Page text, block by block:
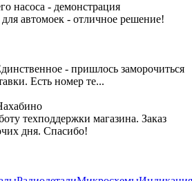
насоса - демонстрация
автомоек - отличное решение!
- пришлось заморочиться
Есть номер те...
техподдержки магазина. Заказ
дня. Спасибо!